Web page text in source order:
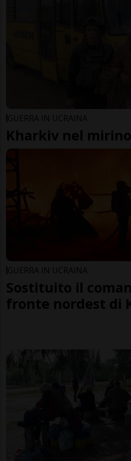
GUERRA IN UCRAINA
Kharkiv nel
GUERRA IN UCRAINA
Sostituito il
fronte nordest di